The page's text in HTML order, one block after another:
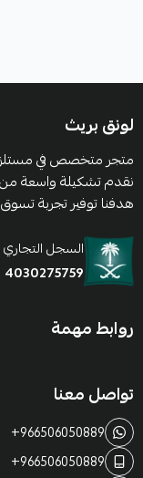
لونق بريث
متجر متخصص في
نقدم تشكيلة واسعة من
هدفنا توفير تجربة
السجل التجاري
4030275759
روابط مهمة
تواصل معنا
+966506050889
+966506050889